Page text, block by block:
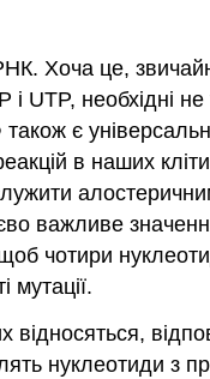
Хоча це,
UTP, необхідні
є
в наших
важливе
чотири
мутації.
нуклеотиди з